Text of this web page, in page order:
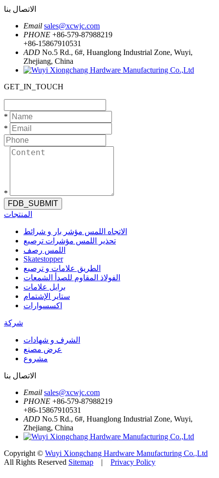
الاتصال بنا
Email sales@xcwjc.com
PHONE +86-579-87988219
+86-15867910531
ADD No.5 Rd., 6#, Huanglong Industrial Zone, Wuyi,
Zhejiang, China
GET_IN_TOUCH
*
*
*
FDB_SUBMIT
المنتجات
الاتجاه اللمس مؤشر بار و شرائط
تحذير اللمس مؤشرات ترصيع
اللمس رصف
Skatestopper
الطريق علامات و ترصيع
الفولاذ المقاوم للصدأ الشمعات
برايل علامات
ستاير الإشتمام
اكسسوارات
شركة
الشرف و شهادات
عرض مصنع
مشروع
الاتصال بنا
Email sales@xcwjc.com
PHONE +86-579-87988219
+86-15867910531
ADD No.5 Rd., 6#, Huanglong Industrial Zone, Wuyi,
Zhejiang, China
Copyright © Wuyi Xiongchang Hardware Manufacturing Co.,Ltd
All Rights Reserved Sitemap | Privacy Policy